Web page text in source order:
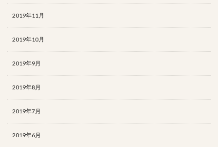
2019年11月
2019年10月
2019年9月
2019年8月
2019年7月
2019年6月